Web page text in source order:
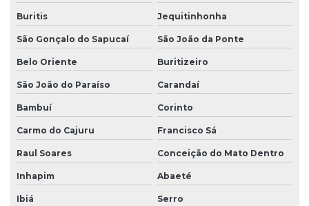
Buritis Jequitinhonha
São Gonçalo do Sapucaí São João da Ponte
Belo Oriente Buritizeiro
São João do Paraíso Carandaí
Bambuí Corinto
Carmo do Cajuru Francisco Sá
Raul Soares Conceição do Mato Dentro
Inhapim Abaeté
Ibiá Serro